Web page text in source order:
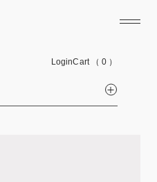
LoginCart （ 0 ）